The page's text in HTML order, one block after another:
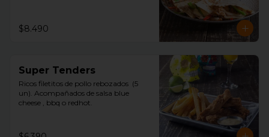
$8.490
Super Tenders
Ricos filetitos de pollo rebozados  (5
un). Acompañados de salsa blue
cheese , bbq o redhot.